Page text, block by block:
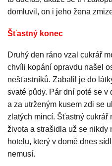
domluvil, on i jeho žena
Šťastný konec
Druhý den ráno vzal cukrář
chvíli kopání opravdu našel
nešťastníků. Zabalil je do
svaté půdy. Pár dní poté se
a za utrženým kusem zdi se
zlatých mincí. Šťastný cukrář
života a strašidla už se
hotelu, který v domě dnes
nemusí.